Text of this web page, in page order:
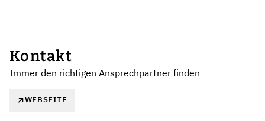
Kontakt
Immer den richtigen Ansprechpartner finden
WEBSEITE